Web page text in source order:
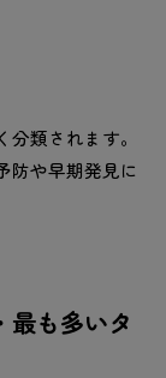
類されます。
防や早期発見に
最も多いタ